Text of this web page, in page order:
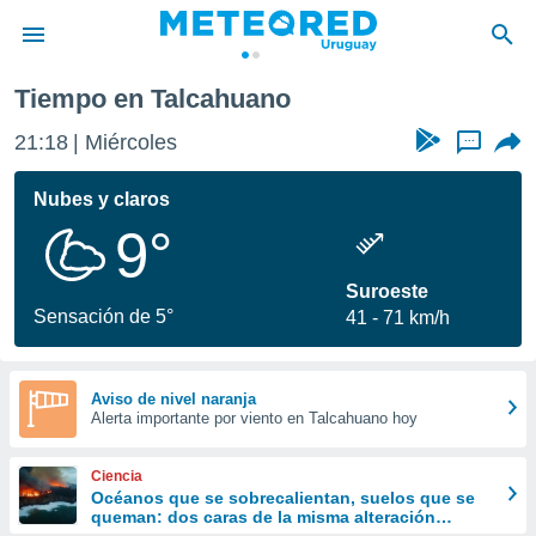
de
ha
calidad.
a este
las
forma
digital
basada
Tiempo en Talcahuano
21:18 Miércoles ...
Nubes y claros
9°
Sensación de 5°
Suroeste
41
71 km/h
Aviso de nivel naranja
Alerta importante por viento en Talcahuano hoy
Ciencia
Océanos que se sobrecalientan, suelos que se
queman: dos caras de la misma alteración